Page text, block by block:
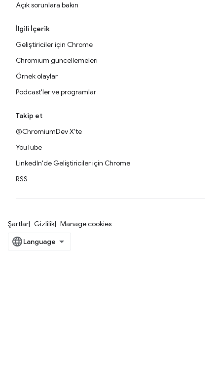
Açık sorunlara bakın
İlgili İçerik
Geliştiriciler için Chrome
Chromium güncellemeleri
Örnek olaylar
Podcast'ler ve programlar
Takip et
@ChromiumDev X'te
YouTube
LinkedIn'de Geliştiriciler için Chrome
RSS
Şartlar Gizlilik Manage cookies